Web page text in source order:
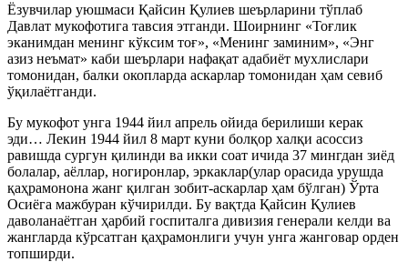
Ёзувчилар уюшмаси Қайсин Қулиев шеърларини тўплаб
Давлат мукофотига тавсия этганди. Шоирнинг «Тоғлик
эканимдан менинг кўксим тоғ», «Менинг заминим», «Энг
азиз неъмат» каби шеърлари нафақат адабиёт мухлислари
томонидан, балки окопларда аскарлар томонидан ҳам севиб
ўқилаётганди.
Бу мукофот унга 1944 йил апрель ойида берилиши керак
эди… Лекин 1944 йил 8 март куни болқор халқи асоссиз
равишда сургун қилинди ва икки соат ичида 37 мингдан зиёд
болалар, аёллар, ногиронлар, эркаклар(улар орасида урушда
қаҳрамонона жанг қилган зобит-аскарлар ҳам бўлган) Ўрта
Осиёга мажбуран кўчирилди. Бу вақтда Қайсин Қулиев
даволанаётган ҳарбий госпиталга дивизия генерали келди ва
жангларда кўрсатган қаҳрамонлиги учун унга жанговар орден
топширди.